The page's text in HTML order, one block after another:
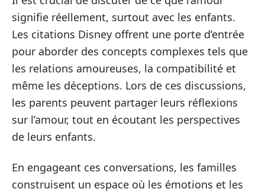
signifie réellement, surtout avec les enfants.
Les citations Disney offrent une porte d’entrée
pour aborder des concepts complexes tels que
les relations amoureuses, la compatibilité et
même les déceptions. Lors de ces discussions,
les parents peuvent partager leurs réflexions
sur l’amour, tout en écoutant les perspectives
de leurs enfants.
En engageant ces conversations, les familles
construisent un espace où les émotions et les